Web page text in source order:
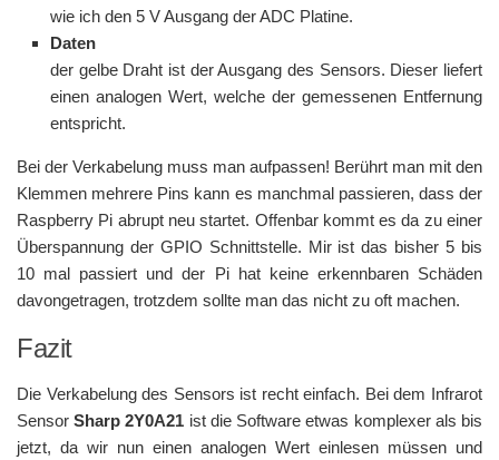
wie ich den 5 V Ausgang der ADC Platine.
Daten
der gelbe Draht ist der Ausgang des Sensors. Dieser liefert
einen analogen Wert, welche der gemessenen Entfernung
entspricht.
Bei der Verkabelung muss man aufpassen! Berührt man mit den
Klemmen mehrere Pins kann es manchmal passieren, dass der
Raspberry Pi abrupt neu startet. Offenbar kommt es da zu einer
Überspannung der GPIO Schnittstelle. Mir ist das bisher 5 bis
10 mal passiert und der Pi hat keine erkennbaren Schäden
davongetragen, trotzdem sollte man das nicht zu oft machen.
Fazit
Die Verkabelung des Sensors ist recht einfach. Bei dem Infrarot
SensorSharp 2Y0A21 ist die Software etwas komplexer als bis
jetzt, da wir nun einen analogen Wert einlesen müssen und